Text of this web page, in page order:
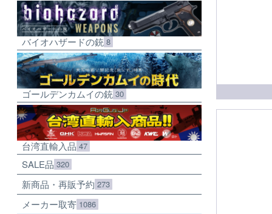
バイオハザードの銃 8
ゴールデンカムイの銃 30
台湾直輸入品 47
SALE品 320
新商品・再販予約 273
メーカー取寄 1086